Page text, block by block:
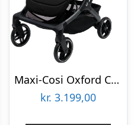
Maxi-Cosi Oxford Cabin Klapvogn – Onyx Black
kr. 3.199,00